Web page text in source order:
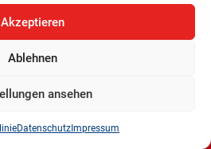
Akzeptieren
Ablehnen
ansehen
Datenschutz Impressum
0421 336 77 0
fraktion-bremen.de